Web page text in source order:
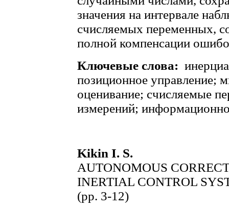
значения на интервале
счисляемых переменных,
полной компенсации
Ключевые слова:
позиционное управление;
оценивание; счисляемые
измерений;
Kikin I. S.
AUTONOMOUS
INERTIAL CONTROL
(pp. 3-12)